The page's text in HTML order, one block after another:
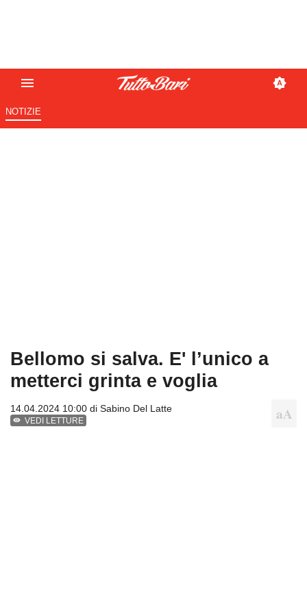
NOTIZIE
Bellomo si salva. E' l’unico a
metterci grinta e voglia
14.04.2024 10:00 di Sabino Del Latte
VEDI LETTURE